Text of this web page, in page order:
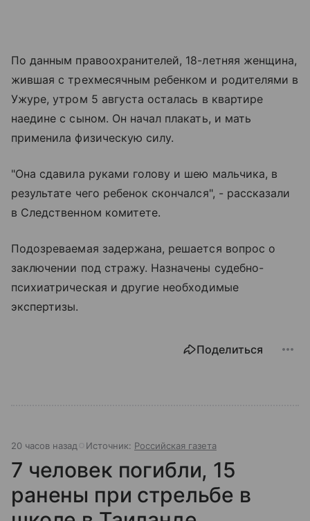
По данным правоохранителей, 18-летняя женщина,
жившая с трехмесячным ребенком и родителями в
Ужуре, утром 5 августа осталась в квартире
наедине с сыном. Он начал плакать, и мать
применила физическую силу.
"Она сдавила руками голову и шею мальчика, в
результате чего ребенок скончался", - рассказали
в Следственном комитете.
Подозреваемая задержана, решается вопрос о
заключении под стражу. Назначены судебно-
психиатрическая и другие необходимые
экспертизы.
Поделиться
20 часов назад Источник: Российская газета
7 человек погибли, 15
ранены при стрельбе в